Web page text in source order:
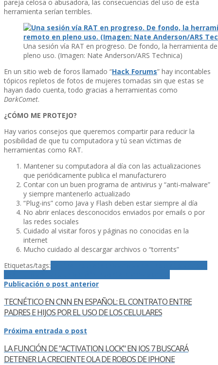
pareja celosa o abusadora, las consecuencias del uso de esta
herramienta serí­an terribles.
Una sesión ví­a RAT en progreso. De fondo, la herramienta
pleno uso. (Imagen: Nate Anderson/ARS Technica)
En un sitio web de foros llamado “Hack Forums” hay incontables
tópicos repletos de fotos de mujeres tomadas sin que estas se
hayan dado cuenta, todo gracias a herramientas como
DarkComet.
¿CÓMO ME PROTEJO?
Hay varios consejos que queremos compartir para reducir la
posibilidad de que tu computadora y tú sean ví­ctimas de
herramientas como RAT.
Mantener su computadora al dí­a con las actualizaciones
que periódicamente publica el manufacturero
Contar con un buen programa de antivirus y “anti-malware”
y siempre mantenerlo actualizado
“Plug-ins” como Java y Flash deben estar siempre al dí­a
No abrir enlaces desconocidos enviados por emails o por
las redes sociales
Cuidado al visitar foros y páginas no conocidas en la
internet
Mucho cuidado al descargar archivos o “torrents”
Etiquetas/tags:
Publicación o post anterior
TECNÉTICO EN CNN EN ESPAÑOL: EL CONTRATO ENTRE
PADRES E HIJOS POR EL USO DE LOS CELULARES
Próxima entrada o post
LA FUNCIÓN DE "ACTIVATION LOCK" EN IOS 7 BUSCARÁ
DETENER LA CRECIENTE OLA DE ROBOS DE IPHONE